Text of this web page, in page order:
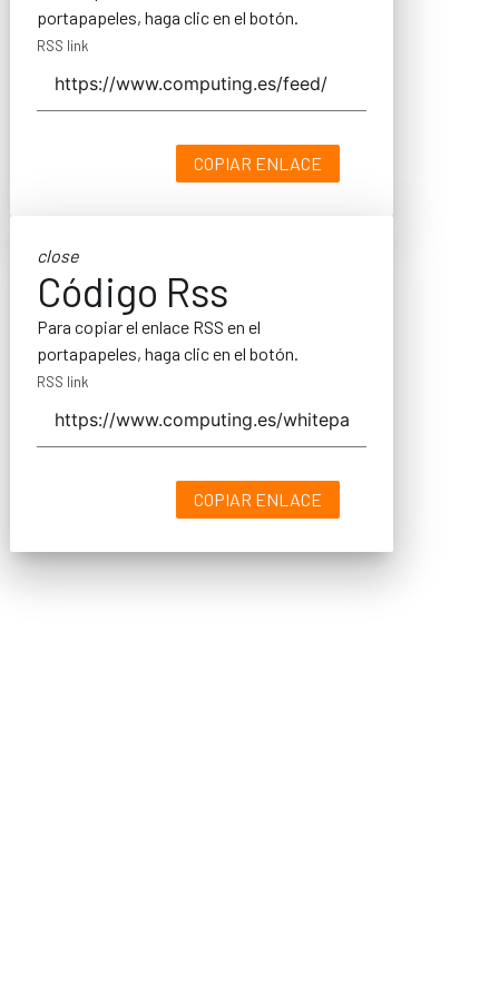
portapapeles, haga clic en el botón.
RSS link
COPIAR ENLACE
close
Código Rss
Para copiar el enlace RSS en el
portapapeles, haga clic en el botón.
RSS link
COPIAR ENLACE